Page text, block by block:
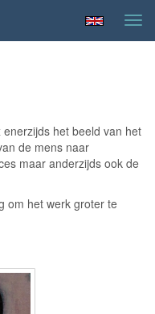
het beeld van het
de mens naar
maar anderzijds ook de
om het werk groter te